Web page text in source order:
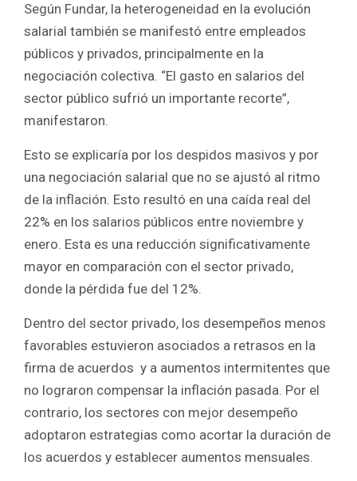
Según Fundar, la heterogeneidad en la evolución
salarial también se manifestó entre empleados
públicos y privados, principalmente en la
negociación colectiva. “El gasto en salarios del
sector público sufrió un importante recorte”,
manifestaron.
Esto se explicaría por los despidos masivos y por
una negociación salarial que no se ajustó al ritmo
de la inflación. Esto resultó en una caída real del
22% en los salarios públicos entre noviembre y
enero. Esta es una reducción significativamente
mayor en comparación con el sector privado,
donde la pérdida fue del 12%.
Dentro del sector privado, los desempeños menos
favorables estuvieron asociados a retrasos en la
firma de acuerdos y a aumentos intermitentes que
no lograron compensar la inflación pasada. Por el
contrario, los sectores con mejor desempeño
adoptaron estrategias como acortar la duración de
los acuerdos y establecer aumentos mensuales.